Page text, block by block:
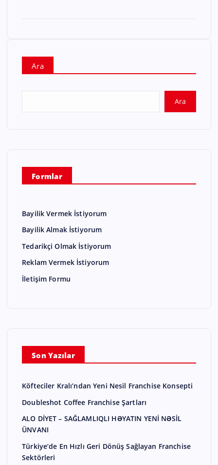
Ara
Ara
Formlar
Bayilik Vermek İstiyorum
Bayilik Almak İstiyorum
Tedarikçi Olmak İstiyorum
Reklam Vermek İstiyorum
İletişim Formu
Son Yazılar
Köfteciler Kralı’ndan Yeni Nesil Franchise Konsepti
Doubleshot Coffee Franchise Şartları
ALO DİYET – SAĞLAMLIQLI HƏYATIN YENİ NƏSİL
ÜNVANI
Türkiye’de En Hızlı Geri Dönüş Sağlayan Franchise
Sektörleri